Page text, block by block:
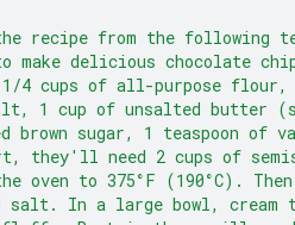
recipe from the following
make delicious chocolate
1/4 cups of all-purpose flour,
1 cup of unsalted butter
brown sugar, 1 teaspoon of
they'll need 2 cups of
oven to 375°F (190°C).
salt. In a large bowl, cream